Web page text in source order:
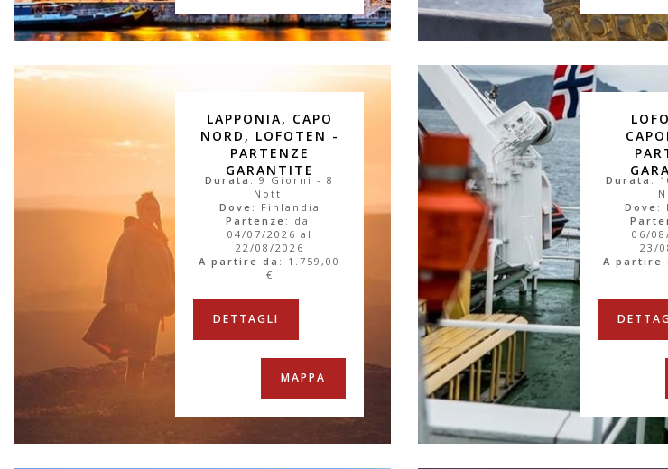
LAPPONIA, CAPO
NORD, LOFOTEN -
PARTENZE
GARANTITE
Durata : 9 Giorni - 8
Notti
Dove : Finlandia
Partenze : dal
04/07/2026 al
22/08/2026
A partire da : 1.759,00
€
DETTAGLI
MAPPA
Durata :
Dove :
06/
23/
A partire